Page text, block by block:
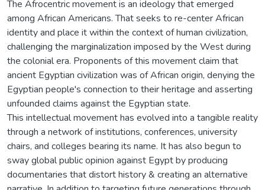
The Afrocentric movement is an ideology that emerged
among African Americans. That seeks to re-center African
identity and place it within the context of human civilization,
challenging the marginalization imposed by the West during
the colonial era. Proponents of this movement claim that
ancient Egyptian civilization was of African origin, denying the
Egyptian people's connection to their heritage and asserting
unfounded claims against the Egyptian state.
This intellectual movement has evolved into a tangible reality
through a network of institutions, conferences, university
chairs, and colleges bearing its name. It has also begun to
sway global public opinion against Egypt by producing
documentaries that distort history & creating an alternative